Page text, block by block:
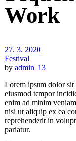
Work
27. 3. 2020
Festival
by admin_13
Lorem ipsum dolor sit
eiusmod tempor
enim ad minim
nisi ut aliquip ex ea
reprehenderit in
pariatur.